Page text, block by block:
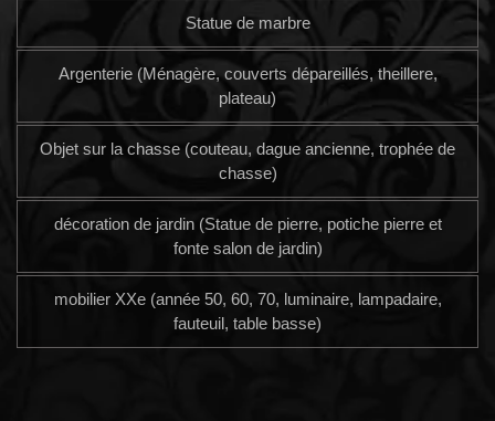
Statue de marbre
Argenterie (Ménagère, couverts dépareillés, theillere,
plateau)
Objet sur la chasse (couteau, dague ancienne, trophée de
chasse)
décoration de jardin (Statue de pierre, potiche pierre et
fonte salon de jardin)
mobilier XXe (année 50, 60, 70, luminaire, lampadaire,
fauteuil, table basse)